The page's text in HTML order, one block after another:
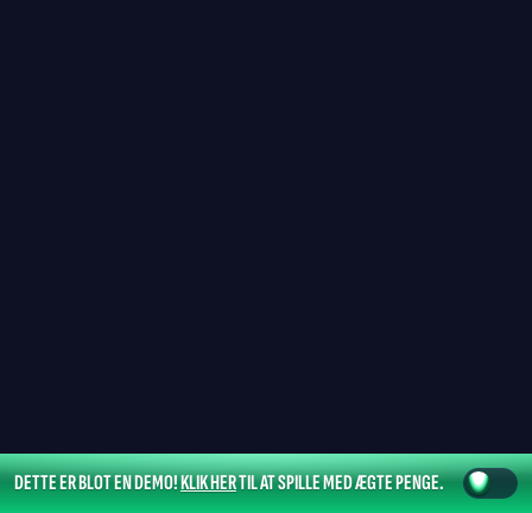
DETTE ER BLOT EN DEMO!KLIK HERTIL AT SPILLE MED ÆGTE PENGE.